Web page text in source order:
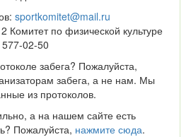
sportkomitet@mail.ru
Комитет по физической культуре
02-50
забега? Пожалуйста,
забега, а не нам. Мы
из протоколов.
а на нашем сайте есть
Пожалуйста, нажмите сюда.